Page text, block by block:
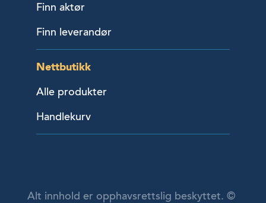
Finn aktør
Finn leverandør
Nettbutikk
Alle produkter
Handlekurv
Alt innhold er opphavsrettslig beskyttet. ©